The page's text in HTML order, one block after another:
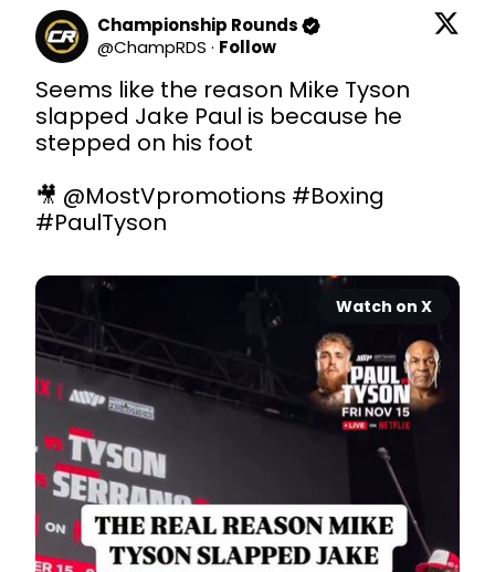
Championship Rounds
@ChampRDS · Follow
Seems like the reason Mike Tyson
slapped Jake Paul is because he
stepped on his foot
🎥 @MostVpromotions #Boxing
#PaulTyson
Watch on X